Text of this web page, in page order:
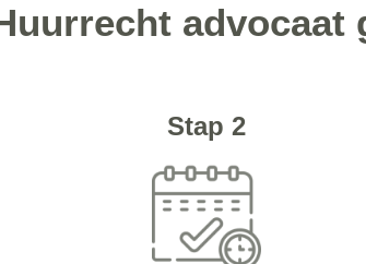
advocaat
Stap 2